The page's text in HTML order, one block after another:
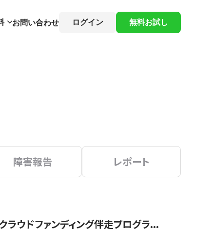
お問い合わせ ログイン 無料お試し
障害報告 レポート
ラウドファンディング伴走プログラ...